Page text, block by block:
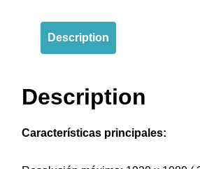
Description
Description
Características principales: